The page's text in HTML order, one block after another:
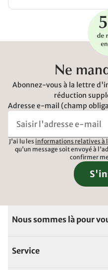
Ne
Abonnez-vous à la lettre
réduction
Adresse e-mail (champ
J'ai lu les informations relatives à
qu'un message soit envoyé à
confirmer
Nous sommes là pour
Service